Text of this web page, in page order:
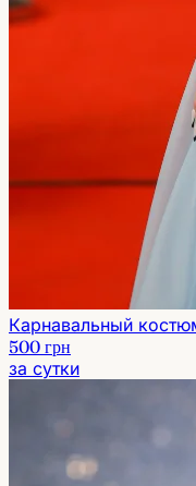
Карнавальный
500 грн
за сутки